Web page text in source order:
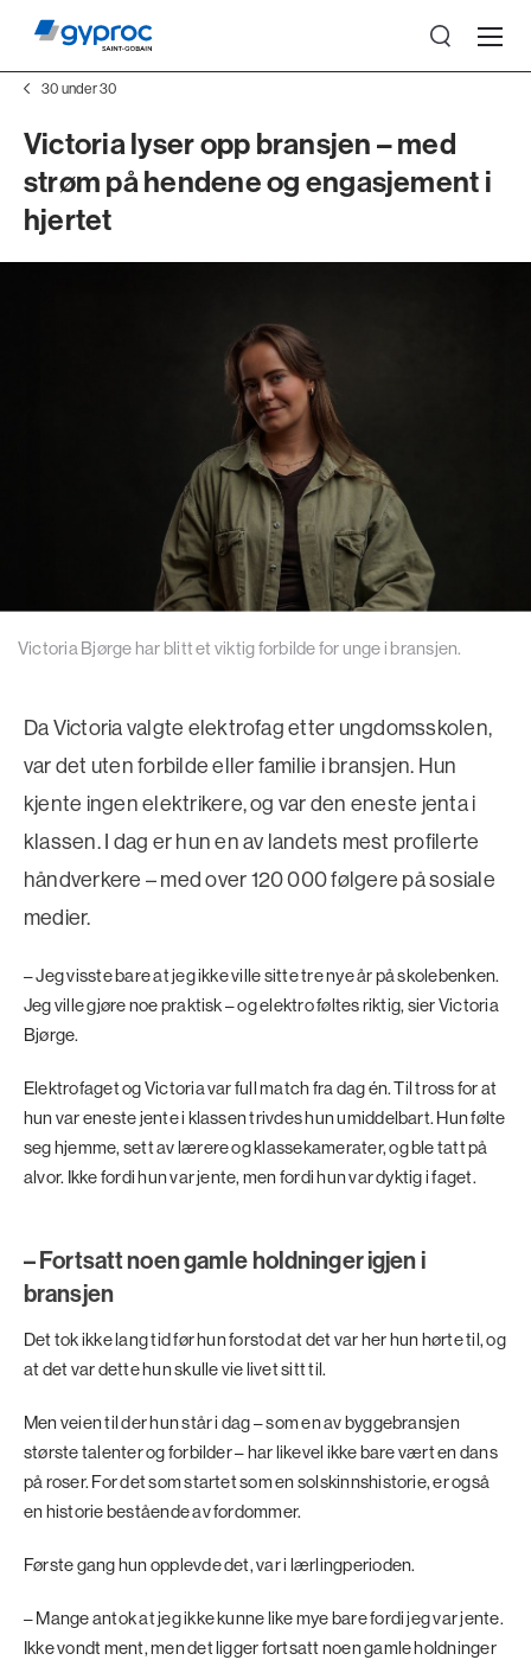
30 under 30
Victoria lyser opp bransjen – med
strøm på hendene og engasjement i
hjertet
Victoria Bjørge har blitt et viktig forbilde for unge i bransjen.
Da Victoria valgte elektrofag etter ungdomsskolen,
var det uten forbilde eller familie i bransjen. Hun
kjente ingen elektrikere, og var den eneste jenta i
klassen. I dag er hun en av landets mest profilerte
håndverkere – med over 120 000 følgere på sosiale
medier.
– Jeg visste bare at jeg ikke ville sitte tre nye år på skolebenken.
Jeg ville gjøre noe praktisk – og elektro føltes riktig, sier Victoria
Bjørge.
Elektrofaget og Victoria var full match fra dag én. Til tross for at
hun var eneste jente i klassen trivdes hun umiddelbart. Hun følte
seg hjemme, sett av lærere og klassekamerater, og ble tatt på
alvor. Ikke fordi hun var jente, men fordi hun var dyktig i faget.
– Fortsatt noen gamle holdninger igjen i
bransjen
Det tok ikke lang tid før hun forstod at det var her hun hørte til, og
at det var dette hun skulle vie livet sitt til.
Men veien til der hun står i dag – som en av byggebransjen
største talenter og forbilder – har likevel ikke bare vært en dans
på roser. For det som startet som en solskinnshistorie, er også
en historie bestående av fordommer.
Første gang hun opplevde det, var i lærlingperioden.
– Mange antok at jeg ikke kunne like mye bare fordi jeg var jente.
Ikke vondt ment, men det ligger fortsatt noen gamle holdninger